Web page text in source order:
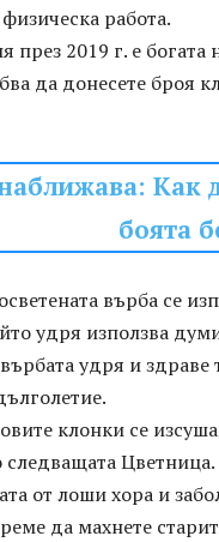
работа.
през 2019 г. е
да донесете броя
Как
боята
върба се
удря използва
удря и здраве
клонки се
от лоши хора и
да махнете